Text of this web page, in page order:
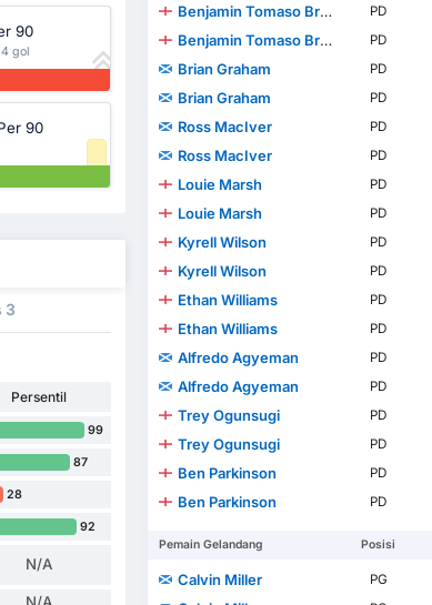
90
gol
90
3
Persentil
99
87
28
92
N/A
N/A
Benjamin Tomaso Broggio
PD
Benjamin Tomaso Broggio
PD
Brian Graham
PD
Brian Graham
PD
Ross MacIver
PD
Ross MacIver
PD
Louie Marsh
PD
Louie Marsh
PD
Kyrell Wilson
PD
Kyrell Wilson
PD
Ethan Williams
PD
Ethan Williams
PD
Alfredo Agyeman
PD
Alfredo Agyeman
PD
Trey Ogunsugi
PD
Trey Ogunsugi
PD
Ben Parkinson
PD
Ben Parkinson
PD
Pemain Gelandang Posisi
Calvin Miller PG